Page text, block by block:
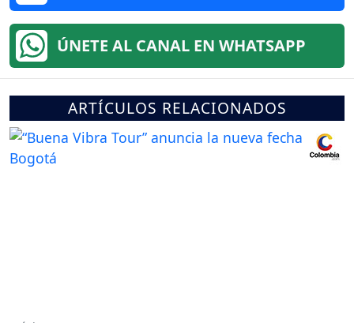
ÚNETE AL CANAL EN WHATSAPP
ARTÍCULOS RELACIONADOS